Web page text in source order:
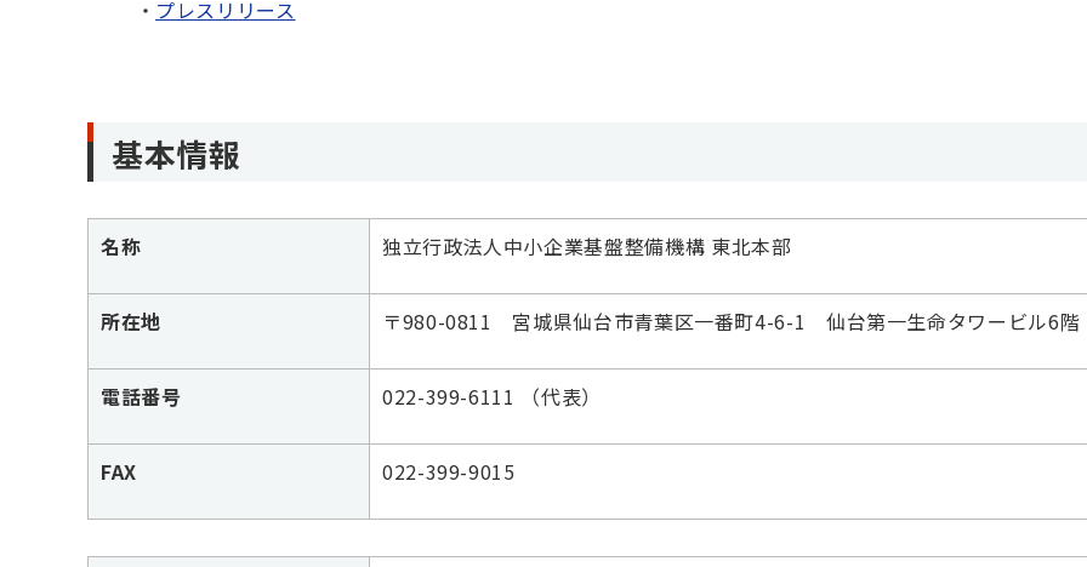
プレスリリース
基本情報
名称 独立行政法人中小企業基盤整備機構 東北本部
所在地 〒980-0811 宮城県仙台市青葉区一番町4-6-1 仙台第一生命タワービル6階
電話番号 022-399-6111 （代表）
FAX 022-399-9015